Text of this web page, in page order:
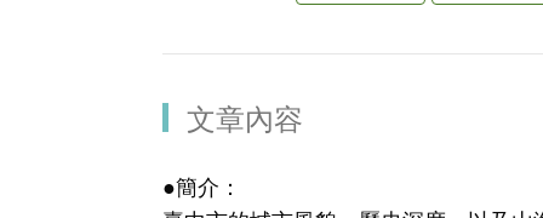
文章內容
●簡介：